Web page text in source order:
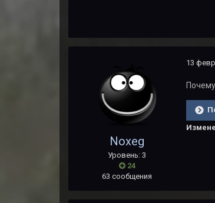
Noxeg
Уровень: 3
24
63 сообщения
13